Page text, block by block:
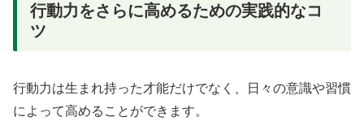
行動力をさらに高めるための実践的なコ
ツ
行動力は生まれ持った才能だけでなく、日々の意識や習慣
によって高めることができます。